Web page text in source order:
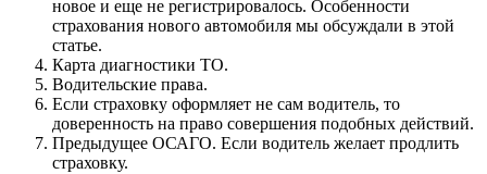
новое и еще не регистрировалось. Особенности
страхования нового автомобиля мы обсуждали в этой
статье.
Карта диагностики ТО.
Водительские права.
Если страховку оформляет не сам водитель, то
доверенность на право совершения подобных действий.
Предыдущее ОСАГО. Если водитель желает продлить
страховку.